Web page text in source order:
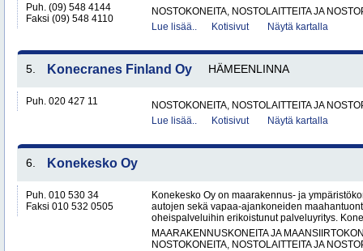
Puh. (09) 548 4144
Faksi (09) 548 4110
NOSTOKONEITA, NOSTOLAITTEITA JA
Lue lisää..
Kotisivut Näytä kartalla
5. Konecranes Finland Oy HÄMEENLINNA
Puh. 020 427 11
NOSTOKONEITA, NOSTOLAITTEITA JA
Lue lisää..
Kotisivut Näytä kartalla
6. Konekesko Oy
Puh. 010 530 34
Faksi 010 532 0505
Konekesko Oy on maarakennus- ja
autojen sekä vapaa-ajankoneiden
oheispalveluihin erikoistunut palveluyritys.
MAARAKENNUSKONEITA JA
NOSTOKONEITA, NOSTOLAITTEITA JA